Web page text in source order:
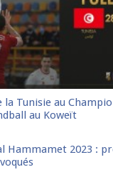
Tunisie au
au Koweït
Hammamet 2023 :